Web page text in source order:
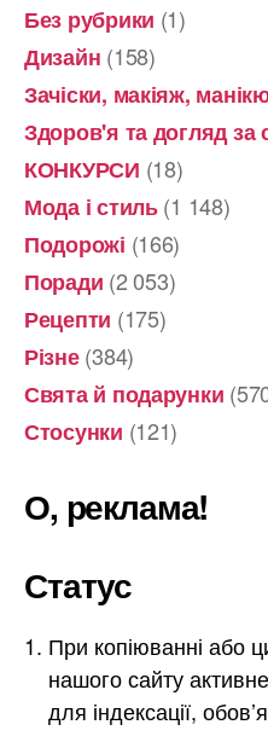
Без рубрики (1)
Дизайн (158)
Зачіски, макіяж,
Здоров'я та догляд за
КОНКУРСИ (18)
Мода і стиль(1 148)
Подорожі (166)
Поради (2 053)
Рецепти (175)
Різне(384)
Свята й подарунки
Стосунки (121)
О, реклама!
Статус
При копіюванні або
нашого сайту
для індексації,